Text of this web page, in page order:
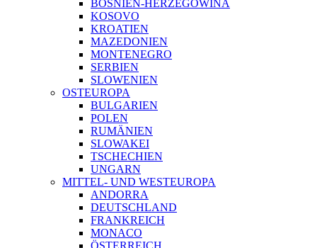
BOSNIEN-HERZEGOWINA
KOSOVO
KROATIEN
MAZEDONIEN
MONTENEGRO
SERBIEN
SLOWENIEN
OSTEUROPA
BULGARIEN
POLEN
RUMÄNIEN
SLOWAKEI
TSCHECHIEN
UNGARN
MITTEL- UND WESTEUROPA
ANDORRA
DEUTSCHLAND
FRANKREICH
MONACO
ÖSTERREICH